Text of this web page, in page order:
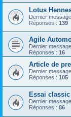
Lotus
Dernier
Réponses : 139
Agile
Dernier
Réponses : 16
Article de
Dernier
Réponses : 105
Essai
Dernier
Réponses : 86